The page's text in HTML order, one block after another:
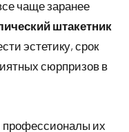
чаще заранее
штакетник
эстетику, срок
сюрпризов в
профессионалы их